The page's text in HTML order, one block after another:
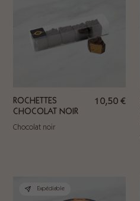
ROCHETTES
CHOCOLAT NOIR
10,50 €
Chocolat noir
Expédiable